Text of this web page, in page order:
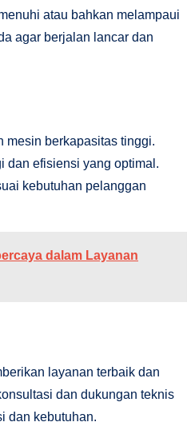
atau bahkan melampaui
agar berjalan lancar dan
mesin berkapasitas tinggi.
dan efisiensi yang optimal.
kebutuhan pelanggan
dalam Layanan
layanan terbaik dan
dan dukungan teknis
dan kebutuhan.